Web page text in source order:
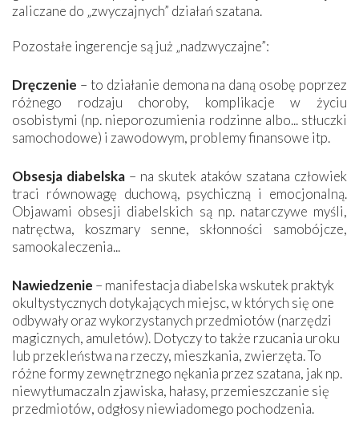
zaliczane do „zwyczajnych” działań szatana.
Pozostałe ingerencje są już „nadzwyczajne”:
Dręczenie – to działanie demona na daną osobę poprzez
różnego rodzaju choroby, komplikacje w życiu
osobistymi (np. nieporozumienia rodzinne albo... stłuczki
samochodowe) i zawodowym, problemy finansowe itp.
Obsesja diabelska – na skutek ataków szatana człowiek
traci równowagę duchową, psychiczną i emocjonalną.
Objawami obsesji diabelskich są np. natarczywe myśli,
natręctwa, koszmary senne, skłonności samobójcze,
samookaleczenia...
Nawiedzenie – manifestacja diabelska wskutek praktyk
okultystycznych dotykających miejsc, w których się one
odbywały oraz wykorzystanych przedmiotów (narzędzi
magicznych, amuletów). Dotyczy to także rzucania uroku
lub przekleństwa na rzeczy, mieszkania, zwierzęta. To
różne formy zewnętrznego nękania przez szatana, jak np.
niewytłumaczaln zjawiska, hałasy, przemieszczanie się
przedmiotów, odgłosy niewiadomego pochodzenia.